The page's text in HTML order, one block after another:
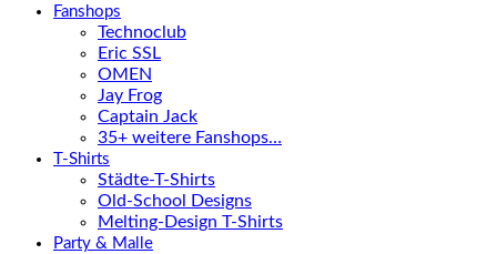
Fanshops
Technoclub
Eric SSL
OMEN
Jay Frog
Captain Jack
35+ weitere Fanshops…
T-Shirts
Städte-T-Shirts
Old-School Designs
Melting-Design T-Shirts
Party & Malle